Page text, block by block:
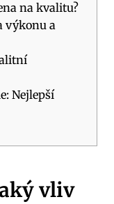
na ⁣kvalitu?
⁤výkonu a
Nejlepší
vliv